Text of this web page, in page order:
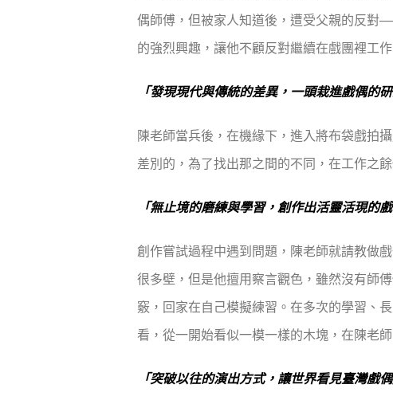
偶師傅，但被家人知道後，遭受父親的反對
的強烈興趣，讓他不顧反對繼續在戲團裡工作
「發現現代與傳統的差異，一頭栽進戲偶的研
陳老師當兵後，在機緣下，進入將布袋戲拍
差別的，為了找出那之間的不同，在工作之
「無止境的磨練與學習，創作出活靈活現的戲
創作嘗試過程中遇到問題，陳老師就請教做
很多壁，但是他擅用察言觀色，雖然沒有師
竅，回家在自己模擬練習。在多次的學習、
看，從一開始看似一模一樣的木塊，在陳老
「突破以往的演出方式，讓世界看見臺灣戲偶